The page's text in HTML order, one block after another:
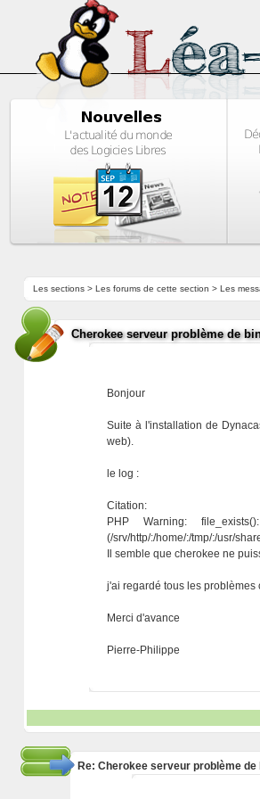
Les sections> Les forums de cette section > Les
Cherokee serveur problème de
Bonjour
Suite à l'installation de
web).
le log :
Citation:
PHP Warning:
(/srv/http/:/home/:/tmp/:/usr/
Il semble que cherokee ne
j'ai regardé tous les
Merci d'avance
Pierre-Philippe
Re: Cherokee serveur problème de